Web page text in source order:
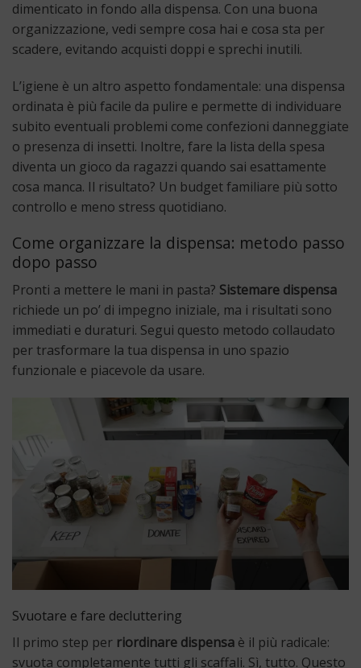
dimenticato in fondo alla dispensa. Con una buona
organizzazione, vedi sempre cosa hai e cosa sta per
scadere, evitando acquisti doppi e sprechi inutili.
L’igiene è un altro aspetto fondamentale: una dispensa
ordinata è più facile da pulire e permette di individuare
subito eventuali problemi come confezioni danneggiate
o presenza di insetti. Inoltre, fare la lista della spesa
diventa un gioco da ragazzi quando sai esattamente
cosa manca. Il risultato? Un budget familiare più sotto
controllo e meno stress quotidiano.
Come organizzare la dispensa: metodo passo
dopo passo
Pronti a mettere le mani in pasta? Sistemare dispensa
richiede un po’ di impegno iniziale, ma i risultati sono
immediati e duraturi. Segui questo metodo collaudato
per trasformare la tua dispensa in uno spazio
funzionale e piacevole da usare.
Svuotare e fare decluttering
Il primo step per riordinare dispensa è il più radicale:
svuota completamente tutti gli scaffali. Sì, tutto. Questo